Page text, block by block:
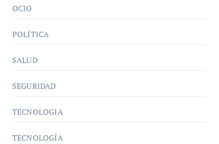
OCIO
POLÍTICA
SALUD
SEGURIDAD
TECNOLOGIA
TECNOLOGÍA